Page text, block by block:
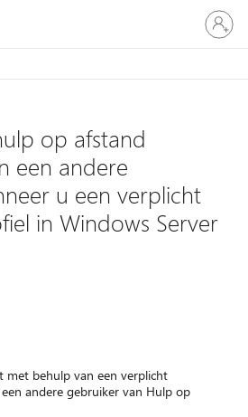
Meld
je
aan
je
op afstand
een andere
u een verplicht
in Windows Server
met behulp van een verplicht
andere gebruiker van Hulp op